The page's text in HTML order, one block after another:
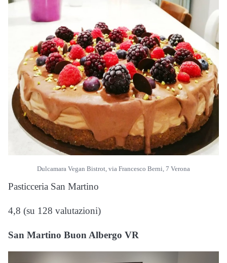
Dulcamara Vegan Bistrot, via Francesco Berni, 7 Verona
Pasticceria San Martino
4,8 (su 128 valutazioni)
San Martino Buon Albergo VR